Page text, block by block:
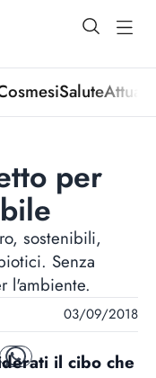
open
Salute
per
sostenibili,
Senza
l'ambiente.
03/09/2018
whatsappil cibo che